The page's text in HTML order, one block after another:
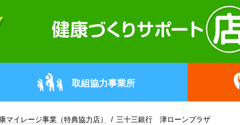
取組協力事業所
マイレージ事業（特典協力店） 三十三銀行 津ローンプラザ